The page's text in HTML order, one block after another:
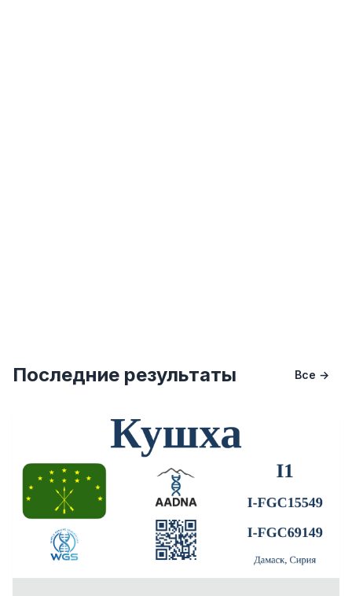
Последние результаты Все →